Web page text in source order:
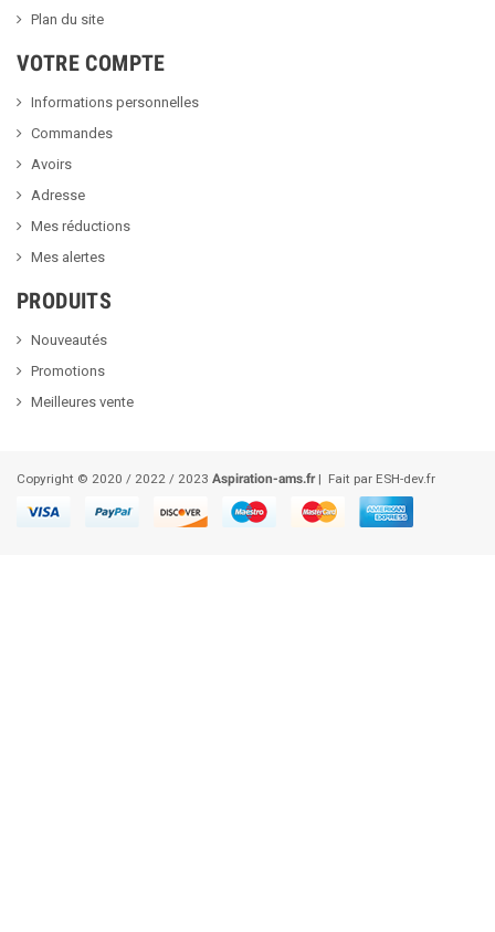
Plan du site
VOTRE COMPTE
Informations personnelles
Commandes
Avoirs
Adresse
Mes réductions
Mes alertes
PRODUITS
Nouveautés
Promotions
Meilleures vente
Copyright © 2020 / 2022 / 2023 Aspiration-ams.fr| Fait par ESH-dev.fr